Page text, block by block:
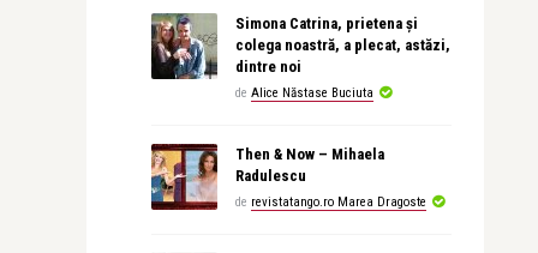
Simona Catrina, prietena și
colega noastră, a plecat, astăzi,
dintre noi
de Alice Năstase Buciuta
Then & Now – Mihaela
Radulescu
de revistatango.ro Marea Dragoste